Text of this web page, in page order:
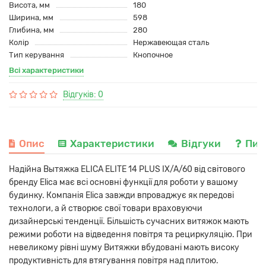
Висота, мм
180
Ширина, мм
598
Глибина, мм
280
Колір
Нержавеющая сталь
Тип керування
Кнопочное
Всі характеристики
Відгуків: 0
Опис Характеристики Відгуки
Надійна Вытяжка ELICA ELITE 14 PLUS IX/A/60 від світового
бренду Elica має всі основні функції для роботи у вашому
будинку. Компанія Elica завжди впроваджує як передові
технологи, а й створює свої товари враховуючи
дизайнерські тенденції. Більшість сучасних витяжок мають
режими роботи на відведення повітря та рециркуляцію. При
невеликому рівні шуму Витяжки вбудовані мають високу
продуктивність для втягування повітря над плитою.